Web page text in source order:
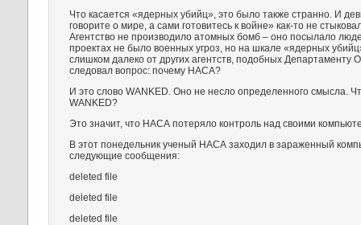
Что касается «ядерных убийц», это было также странно. И
говорите о мире, а сами готовитесь к войне» как-то не
Агентство не производило атомных бомб – оно посылало
проектах не было военных угроз, но на шкале «ядерных
слишком далеко от других агентств, подобных Департаменту
следовал вопрос: почему НАСА?
И это слово WANKED. Оно не несло определенного смысла.
WANKED?
Это значит, что НАСА потеряло контроль над своими
В этот понедельник ученый НАСА заходил в зараженный
следующие сообщения:
deleted file
deleted file
deleted file